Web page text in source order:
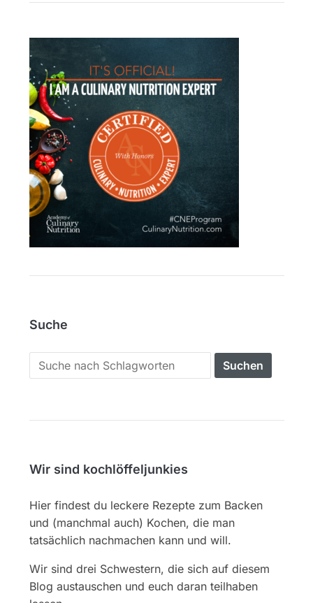
Suche
Search
for:
Wir sind kochlöffeljunkies
Hier findest du leckere Rezepte zum Backen
und (manchmal auch) Kochen, die man
tatsächlich nachmachen kann und will.
Wir sind drei Schwestern, die sich auf diesem
Blog austauschen und euch daran teilhaben